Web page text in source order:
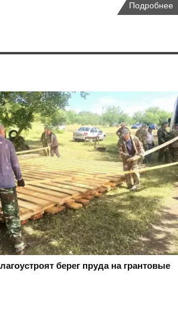
Подробнее
берег пруда на грантовые